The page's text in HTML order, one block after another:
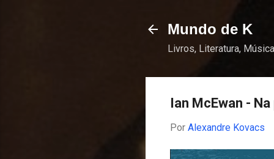
Mundo de K
Livros, Literatura,
Ian McEwan -
Por Alexandre Kovacs